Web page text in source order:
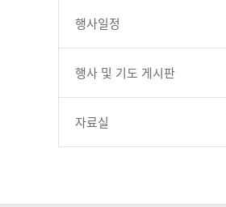
행사일정
행사 및 기도 게시판
자료실